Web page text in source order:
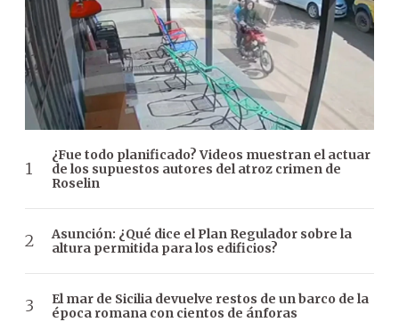
¿Fue todo planificado? Videos muestran el actuar
de los supuestos autores del atroz crimen de
Roselin
Asunción: ¿Qué dice el Plan Regulador sobre la
altura permitida para los edificios?
El mar de Sicilia devuelve restos de un barco de la
época romana con cientos de ánforas